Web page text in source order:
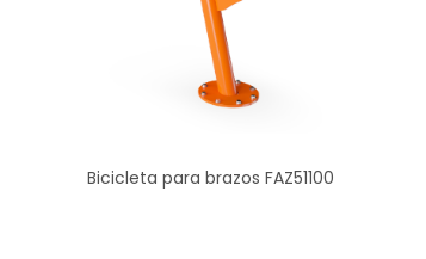
Bicicleta para brazos FAZ51100